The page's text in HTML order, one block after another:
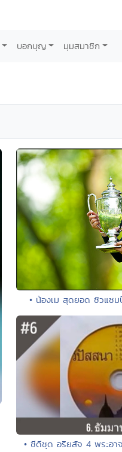
บอกบุญ มุมสมาชิก
• น้องเม สุดยอด ซิวแชม
• ซีดีชุด อริยสัจ 4 พระ